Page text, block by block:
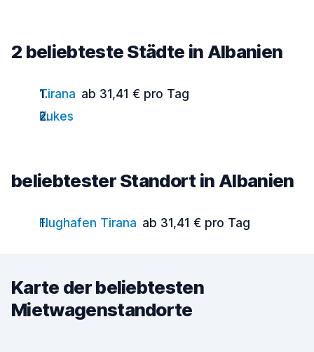
2 beliebteste Städte in Albanien
Tirana ab 31,41 € pro Tag
Kukes
beliebtester Standort in Albanien
Flughafen Tirana ab 31,41 € pro Tag
Karte der beliebtesten
Mietwagenstandorte